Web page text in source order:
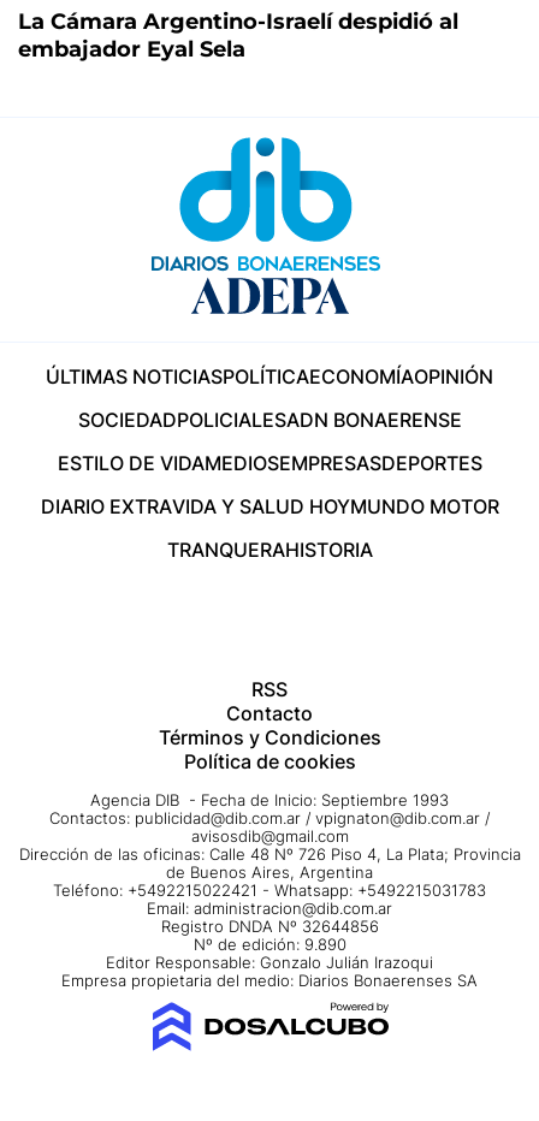
La Cámara Argentino-Israelí despidió al
embajador Eyal Sela
ÚLTIMAS NOTICIASPOLÍTICAECONOMÍAOPINIÓN
SOCIEDADPOLICIALESADN BONAERENSE
ESTILO DE VIDAMEDIOSEMPRESASDEPORTES
DIARIO EXTRAVIDA Y SALUD HOYMUNDO MOTOR
TRANQUERAHISTORIA
RSS
Contacto
Términos y Condiciones
Política de cookies
Agencia DIB - Fecha de Inicio: Septiembre 1993
Contactos: publicidad@dib.com.ar / vpignaton@dib.com.ar /
avisosdib@gmail.com
Dirección de las oficinas: Calle 48 Nº 726 Piso 4, La Plata; Provincia
de Buenos Aires, Argentina
Teléfono: +5492215022421 - Whatsapp: +5492215031783
Email: administracion@dib.com.ar
Registro DNDA Nº 32644856
Nº de edición: 9.890
Editor Responsable: Gonzalo Julián Irazoqui
Empresa propietaria del medio: Diarios Bonaerenses SA